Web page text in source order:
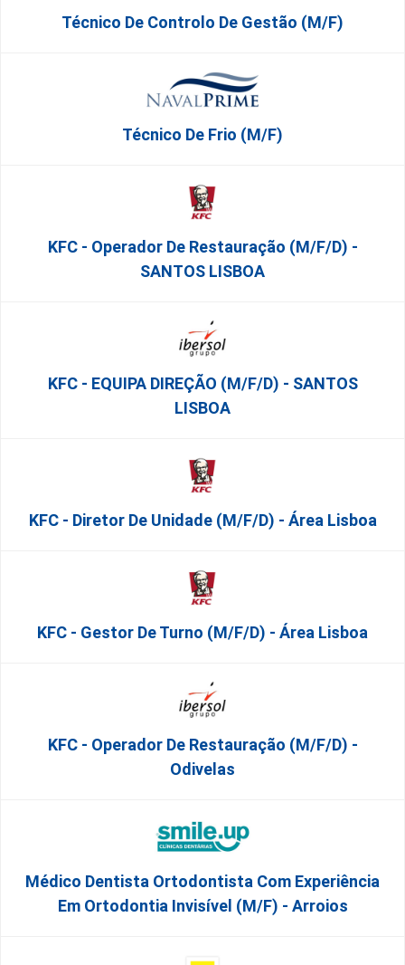
Técnico De Controlo De Gestão (m/f)
Técnico De Frio (m/f)
KFC - Operador De Restauração (m/f/d) -
SANTOS LISBOA
KFC - EQUIPA DIREÇÃO (m/f/d) - SANTOS
LISBOA
KFC - Diretor De Unidade (m/f/d) - Área Lisboa
KFC - Gestor De Turno (m/f/d) - Área Lisboa
KFC - Operador De Restauração (m/f/d) -
Odivelas
Médico Dentista Ortodontista Com Experiência
Em Ortodontia Invisível (M/F) - Arroios